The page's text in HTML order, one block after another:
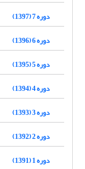
دوره 7 (1397)
دوره 6 (1396)
دوره 5 (1395)
دوره 4 (1394)
دوره 3 (1393)
دوره 2 (1392)
دوره 1 (1391)